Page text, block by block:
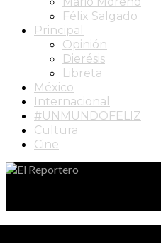
Félix Salgado
Principal
Opinión
Dierésis
Libreta
México
Internacional
#UNMUNDOFELIZ
Cultura
Cine